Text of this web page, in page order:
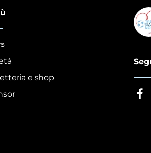
e shop